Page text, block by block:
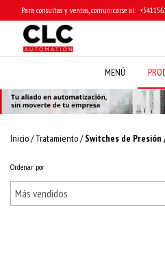
Para consultas y ventas, comunicarse al:
MENÚ
Inicio/Tratamiento/ Switches de
Ordenar por